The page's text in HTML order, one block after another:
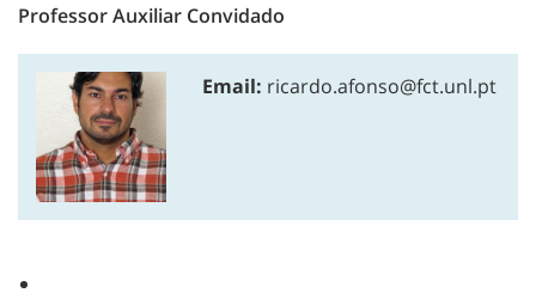
Professor Auxiliar Convidado
Email: ricardo.afonso@fct.unl.pt